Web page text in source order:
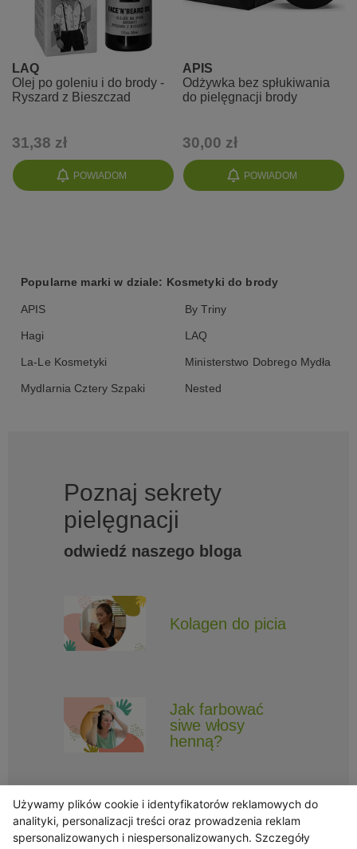
POWIADOM
LAQ
Olej po goleniu i do brody -
Ryszard z Bieszczad
31,38 zł
POWIADOM
APIS
Odżywka bez spłukiwania
do pielęgnacji brody
30,00 zł
Popularne marki w dziale: Kosmetyki do brody
APIS By Triny
Hagi LAQ
La-Le Kosmetyki Ministerstwo Dobrego Mydła
Mydlarnia Cztery Szpaki Nested
Poznaj sekrety
pielęgnacji
odwiedź naszego bloga
Kolagen do picia
Jak farbować
siwe włosy
henną?
Używamy plików cookie i identyfikatorów reklamowych do
analityki, personalizacji treści oraz prowadzenia reklam
spersonalizowanych i niespersonalizowanych. Szczegóły